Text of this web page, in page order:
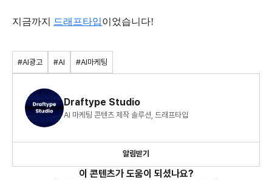
지금까지 드래프타입이었습니다!
#AI광고 #AI #AI마케팅
Draftype Studio
AI 마케팅 콘텐츠 제작 솔루션, 드래프타입
알림받기
이 콘텐츠가 도움이 되셨나요?